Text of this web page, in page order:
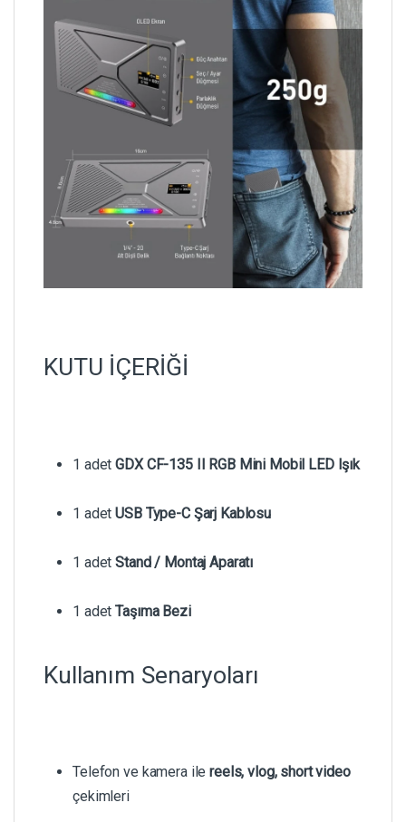
KUTU İÇERİĞİ
1 adetGDX CF-135 II RGB Mini Mobil LED Işık
1 adetUSB Type-C Şarj Kablosu
1 adetStand / Montaj Aparatı
1 adetTaşıma Bezi
Kullanım Senaryoları
Telefon ve kamera ilereels, vlog, short video
çekimleri